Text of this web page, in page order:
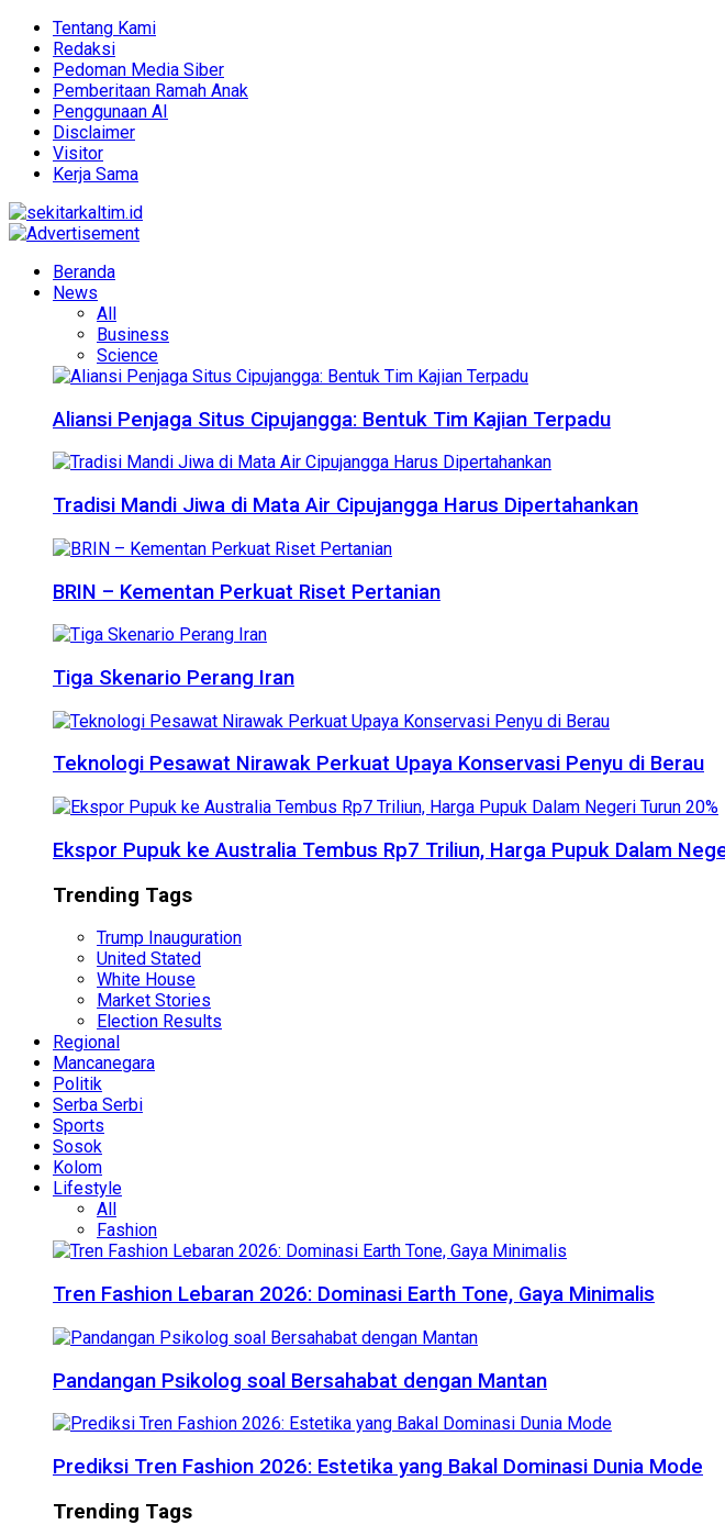
Tentang Kami
Redaksi
Pedoman Media Siber
Pemberitaan Ramah Anak
Penggunaan AI
Disclaimer
Visitor
Kerja Sama
Beranda
News
All
Business
Science
Aliansi Penjaga Situs Cipujangga: Bentuk Tim Kajian Terpadu
Tradisi Mandi Jiwa di Mata Air Cipujangga Harus Dipertahankan
BRIN – Kementan Perkuat Riset Pertanian
Tiga Skenario Perang Iran
Teknologi Pesawat Nirawak Perkuat Upaya Konservasi Penyu di Berau
Ekspor Pupuk ke Australia Tembus Rp7 Triliun, Harga Pupuk Dalam
Trending Tags
Trump Inauguration
United Stated
White House
Market Stories
Election Results
Regional
Mancanegara
Politik
Serba Serbi
Sports
Sosok
Kolom
Lifestyle
All
Fashion
Tren Fashion Lebaran 2026: Dominasi Earth Tone, Gaya Minimalis
Pandangan Psikolog soal Bersahabat dengan Mantan
Prediksi Tren Fashion 2026: Estetika yang Bakal Dominasi Dunia Mode
Trending Tags